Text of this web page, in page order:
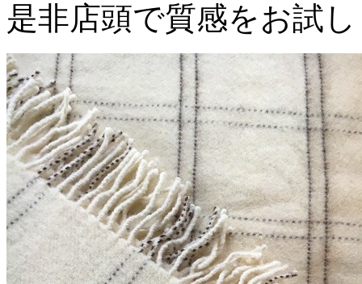
是非店頭で質感をお試